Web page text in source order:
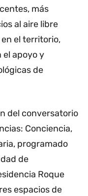
más
al aire libre
el territorio,
el apoyo y
de
del conversatorio
Conciencia,
programado
de
Roque
espacios de